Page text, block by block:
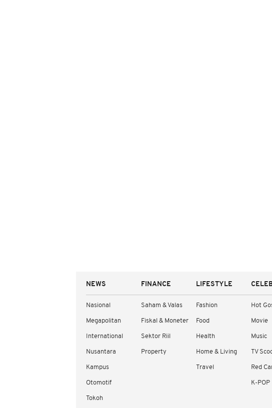
NEWS
Nasional
Megapolitan
International
Nusantara
Kampus
Otomotif
Tokoh
FINANCE
Saham & Valas
Fiskal & Moneter
Sektor Riil
Property
LIFESTYLE
Fashion
Food
Health
Home & Living
Travel
Hot
Movie
Music
TV
Red
K-POP